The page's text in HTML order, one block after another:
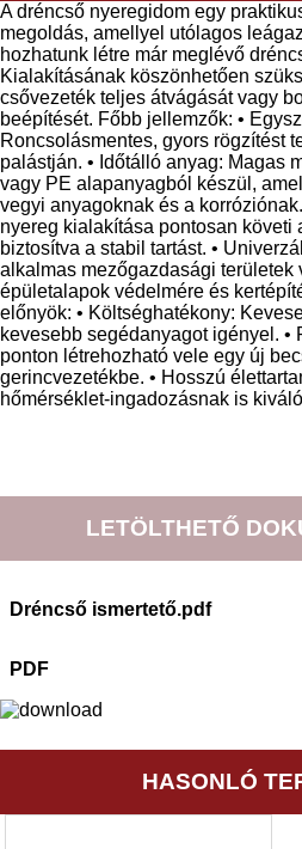
A dréncső nyeregidom egy
megoldás, amellyel utólagos
hozhatunk létre már meglévő
Kialakításának köszönhetően
csővezeték teljes átvágását vagy
beépítését. Főbb jellemzők: •
Roncsolásmentes, gyors rögzítést
palástján. • Időtálló anyag: Magas
vagy PE alapanyagból készül,
vegyi anyagoknak és a
nyereg kialakítása pontosan követi
biztosítva a stabil tartást. •
alkalmas mezőgazdasági területek
épületalapok védelmére és
előnyök: • Költséghatékony:
kevesebb segédanyagot igényel. •
ponton létrehozható vele egy új
gerincvezetékbe. • Hosszú
hőmérséklet-ingadozásnak is
LETÖLTHETŐ
Dréncső ismertető.pdf
PDF
HASONLÓ